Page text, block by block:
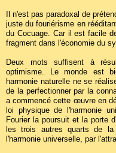
Il n'est pas paradoxal de
juste du fouriérisme en
du Cocuage. Car il est facile
fragment dans l'économie du
Deux mots suffisent à
optimisme. Le monde est
harmonie naturelle ne se
de la perfectionner par la
a commencé cette œuvre en
loi physique de l'harmonie
Fourier la poursuit et la porte
les trois autres quarts de
l'harmonie universelle, par